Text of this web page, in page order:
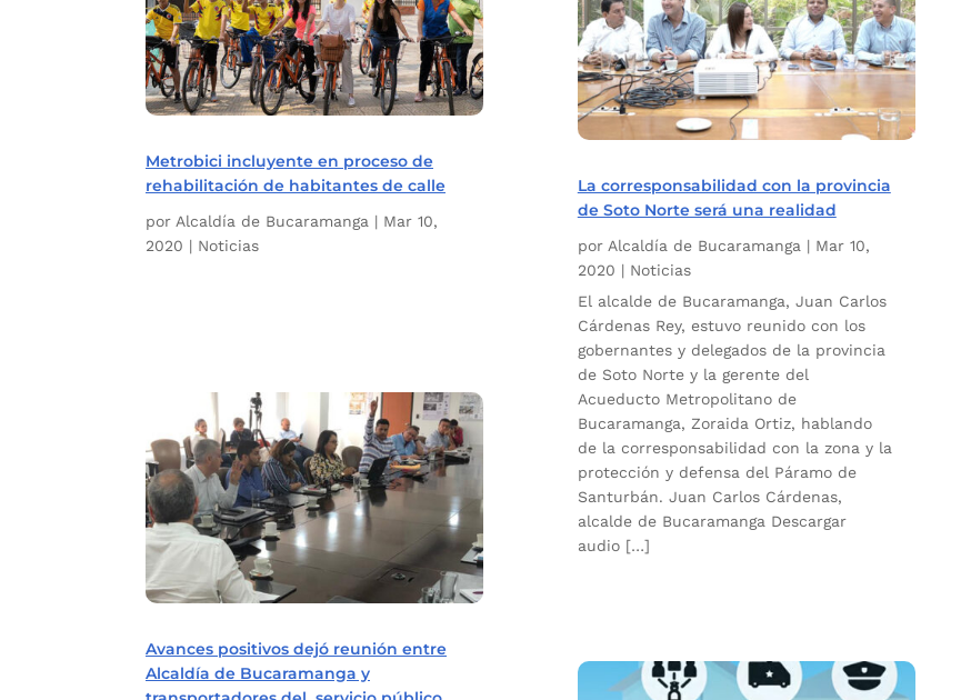
Metrobici incluyente en proceso de
rehabilitación de habitantes de calle
por Alcaldía de Bucaramanga | Mar 10,
2020 | Noticias
Avances positivos dejó reunión entre
Alcaldía de Bucaramanga y
La corresponsabilidad con la provincia
de Soto Norte será una realidad
por Alcaldía de Bucaramanga | Mar 10,
2020 | Noticias
El alcalde de Bucaramanga, Juan Carlos
Cárdenas Rey, estuvo reunido con los
gobernantes y delegados de la provincia
de Soto Norte y la gerente del
Acueducto Metropolitano de
Bucaramanga, Zoraida Ortiz, hablando
de la corresponsabilidad con la zona y la
protección y defensa del Páramo de
Santurbán. Juan Carlos Cárdenas,
alcalde de Bucaramanga Descargar
audio […]